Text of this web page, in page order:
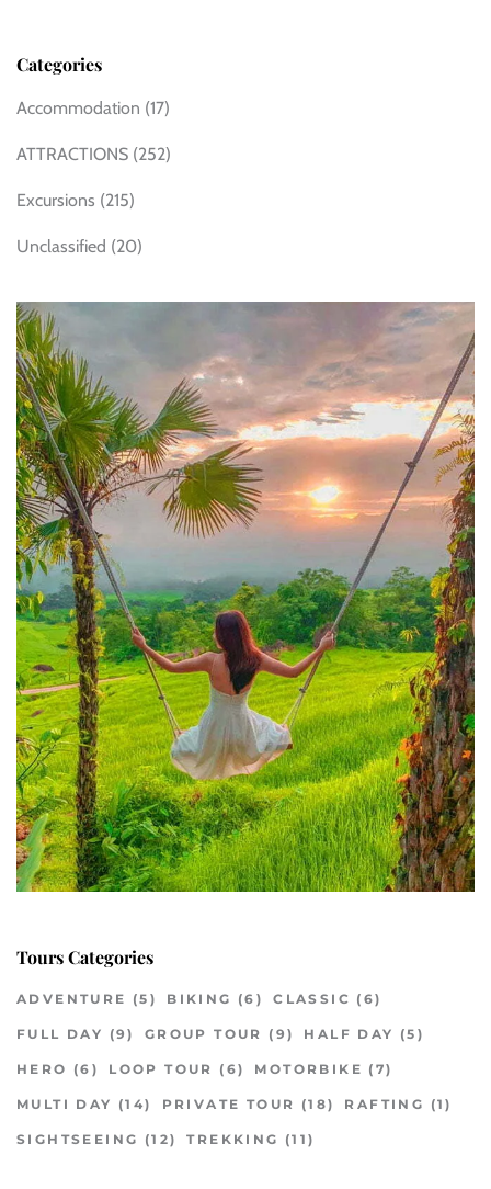
Categories
Accommodation (17)
ATTRACTIONS (252)
Excursions (215)
Unclassified (20)
Tours Categories
ADVENTURE (5) BIKING (6) CLASSIC (6)
FULL DAY (9) GROUP TOUR (9) HALF DAY (5)
HERO (6) LOOP TOUR (6) MOTORBIKE (7)
MULTI DAY (14) PRIVATE TOUR (18) RAFTING (1)
SIGHTSEEING (12) TREKKING (11)